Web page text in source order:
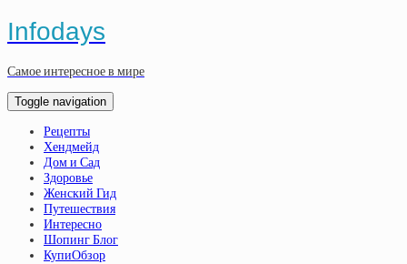
Infodays
Самое интересное в мире
Toggle navigation
Рецепты
Хендмейд
Дом и Сад
Здоровье
Женский Гид
Путешествия
Интересно
Шопинг Блог
КупиОбзор